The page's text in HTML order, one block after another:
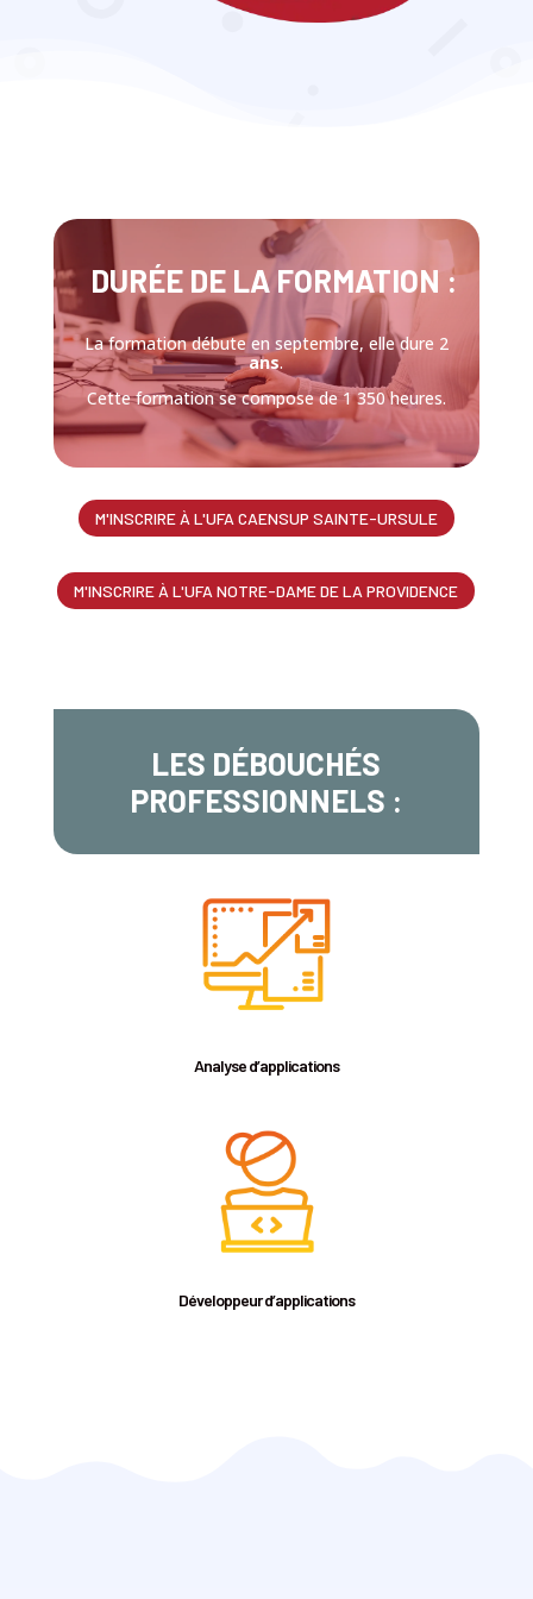
DURÉE DE LA FORMATION :
La formation débute en septembre, elle dure 2
ans.
Cette formation se compose de 1 350 heures.
M'INSCRIRE À L'UFA CAENSUP SAINTE-URSULE
M'INSCRIRE À L'UFA NOTRE-DAME DE LA PROVIDENCE
LES DÉBOUCHÉS
PROFESSIONNELS :
Analyse d’applications
Développeur d’applications